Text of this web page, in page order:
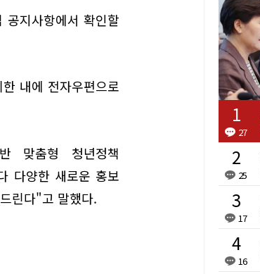
지사항에서 확인할
내에 전자우편으로
맞춤형 청년정책
다양한 새로운 홍보
린다"고 말했다.
27
25
17
16